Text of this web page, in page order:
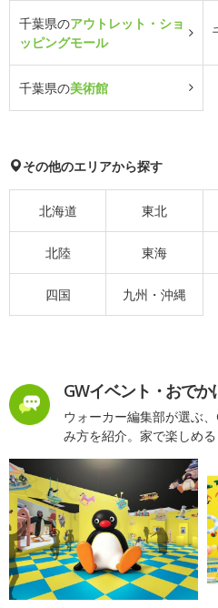
千葉県のアウトレット・ショ
ッピングモール
千葉県の美術館
その他のエリアから探す
北海道 東北
北陸 東海
四国 九州・沖縄
GWイベント・おでか
ウォーカー編集部が選ぶ
み方を紹介。家で楽しめ